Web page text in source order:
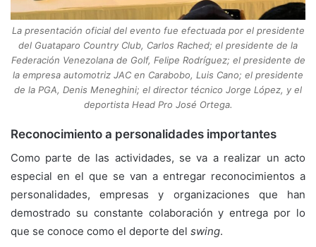
La presentación oficial del evento fue efectuada por el presidente
del Guataparo Country Club, Carlos Rached; el presidente de la
Federación Venezolana de Golf, Felipe Rodríguez; el presidente de
la empresa automotriz JAC en Carabobo, Luis Cano; el presidente
de la PGA, Denis Meneghini; el director técnico Jorge López, y el
deportista Head Pro José Ortega.
Reconocimiento a personalidades importantes
Como parte de las actividades, se va a realizar un acto
especial en el que se van a entregar reconocimientos a
personalidades, empresas y organizaciones que han
demostrado su constante colaboración y entrega por lo
que se conoce como el deporte del swing.